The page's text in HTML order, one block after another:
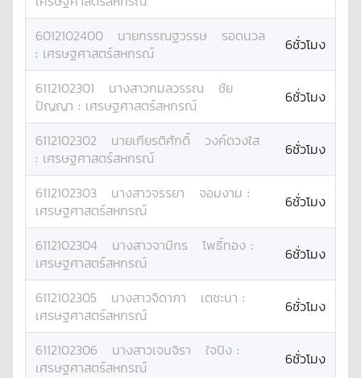
6012102400 นายกรรณฐวรรษ
รอดนวล
: เศรษฐศาสตร์สหกรณ์ 6ชั่วโมง
6112102301 นางสาวกมลวรรณ
ชัย
ปัญญา : เศรษฐศาสตร์สหกรณ์ 6ชั่วโมง
6112102302 นายเกียรติศักดิ์
วงค์ดวงใส
: เศรษฐศาสตร์สหกรณ์ 6ชั่วโมง
6112102303 นางสาวจรรยา จอมงาม :
เศรษฐศาสตร์สหกรณ์
6ชั่วโมง
6112102304 นางสาวจามีกร โพธิ์ทอง :
เศรษฐศาสตร์สหกรณ์
6ชั่วโมง
6112102305 นางสาวจิดาภา เตชะนา :
เศรษฐศาสตร์สหกรณ์
6ชั่วโมง
6112102306 นางสาวเจนจิรา ใจปิง :
เศรษฐศาสตร์สหกรณ์
6ชั่วโมง